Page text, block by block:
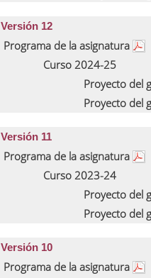
Versión 12
Programa de la asignatura
Curso 2024-25
Proyecto del
Proyecto del
Versión 11
Programa de la asignatura
Curso 2023-24
Proyecto del
Proyecto del
Versión 10
Programa de la asignatura